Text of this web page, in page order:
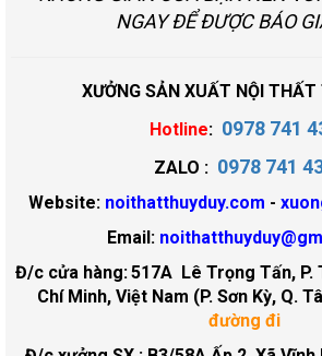
NGAY ĐỂ ĐƯỢC BÁO
XƯỞNG SẢN XUẤT NỘI THẤT
Hotline: 0978 741
ZALO : 0978 741
Website: noithatthuyduy.com -
Email:
Đ/c cửa hàng:517A Lê Trọng Tấn, P.
Chí Minh, Việt Nam (P. Sơn Kỳ, Q.
đường đi